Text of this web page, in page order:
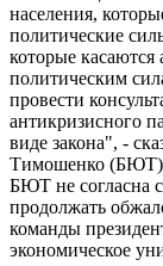
населения,
политические
которые касаются
политическим
провести
антикризисного
виде закона", -
Тимошенко (БЮТ)
БЮТ не согласна
продолжать
команды
экономическое